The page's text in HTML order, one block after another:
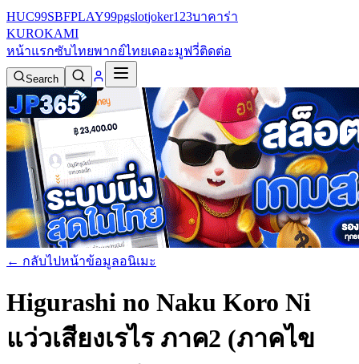
HUC99SBFPLAY99pgslotjoker123บาคาร่า
KUROKAMI
หน้าแรกซับไทยพากย์ไทยเดอะมูฟวี่ติดต่อ
Search
← กลับไปหน้าข้อมูลอนิเมะ
Higurashi no Naku Koro Ni
แว่วเสียงเรไร ภาค2 (ภาคไข